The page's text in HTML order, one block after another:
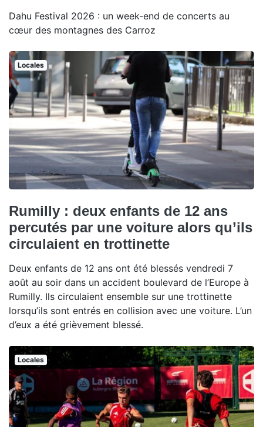
Dahu Festival 2026 : un week-end de concerts au
cœur des montagnes des Carroz
Locales
Rumilly : deux enfants de 12 ans
percutés par une voiture alors qu’ils
circulaient en trottinette
Deux enfants de 12 ans ont été blessés vendredi 7
août au soir dans un accident boulevard de l’Europe à
Rumilly. Ils circulaient ensemble sur une trottinette
lorsqu’ils sont entrés en collision avec une voiture. L’un
d’eux a été grièvement blessé.
Locales